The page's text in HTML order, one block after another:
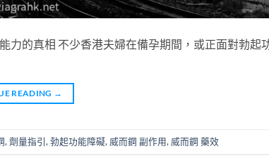
力的真相 不少香港夫婦在備孕期間，或正面對勃起
READING →
, 劑量指引, 勃起功能障礙, 威而鋼 副作用, 威而鋼 藥效